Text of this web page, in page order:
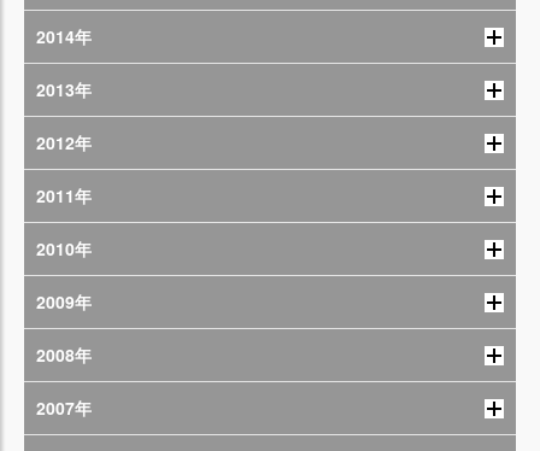
2014年
2013年
2012年
2011年
2010年
2009年
2008年
2007年